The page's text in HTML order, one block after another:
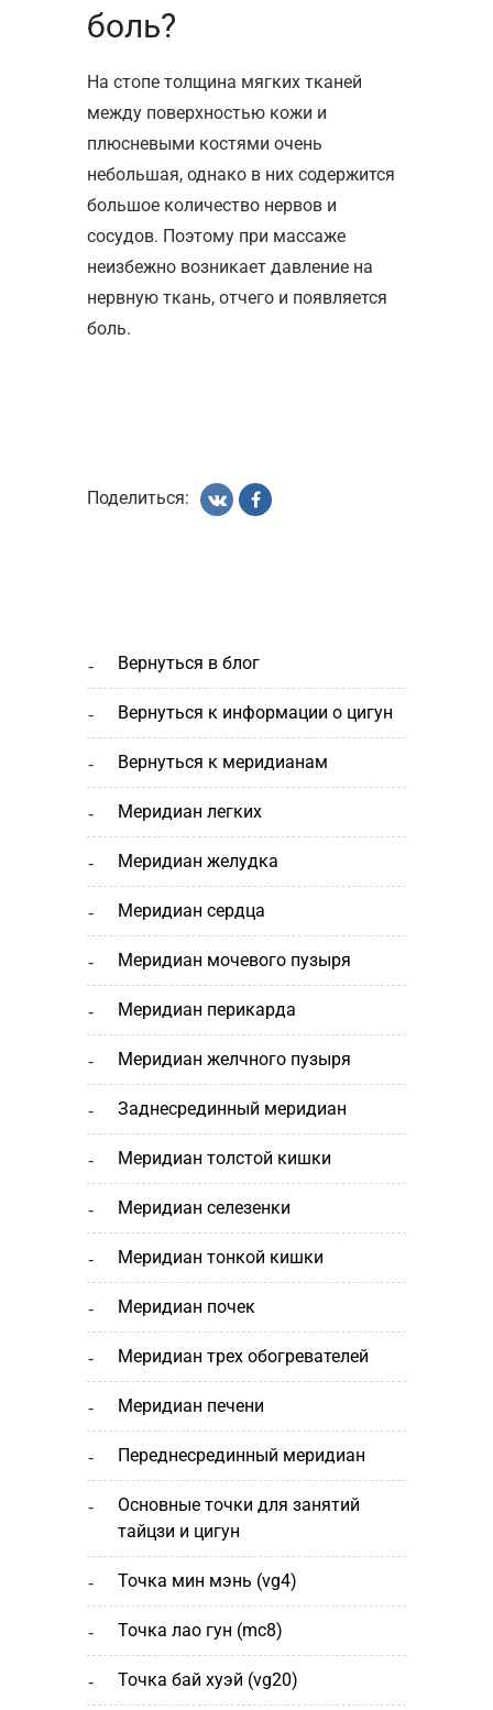
вернуться в блог
вернуться к информации о цигун
вернуться к меридианам
меридиан легких
меридиан желудка
меридиан сердца
меридиан мочевого пузыря
меридиан перикарда
меридиан желчного пузыря
заднесрединный меридиан
меридиан толстой кишки
меридиан селезенки
меридиан тонкой кишки
меридиан почек
меридиан трех обогревателей
меридиан печени
переднесрединный меридиан
основные точки для занятий
тайцзи и цигун
точка мин мэнь (vg4)
точка лао гун (mc8)
точка бай хуэй (vg20)
боль?
На стопе толщина мягких тканей
между поверхностью кожи и
плюсневыми костями очень
небольшая, однако в них содержится
большое количество нервов и
сосудов. Поэтому при массаже
неизбежно возникает давление на
нервную ткань, отчего и появляется
боль.
Поделиться: